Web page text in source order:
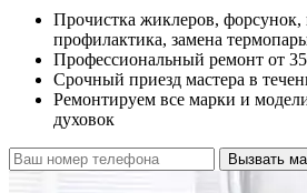
Прочистка жиклеров, форсунок,
профилактика, замена
Профессиональный ремонт от
Срочный приезд мастера в
Ремонтируем все марки и
духовок
Вызвать